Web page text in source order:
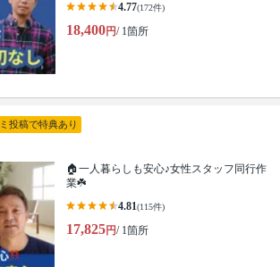
4.77(172件)
18,400円/ 1箇所
投稿で特典あり
🏠一人暮らしも安心♪女性スタッフ同行作
業☘️
4.81(115件)
17,825円/ 1箇所